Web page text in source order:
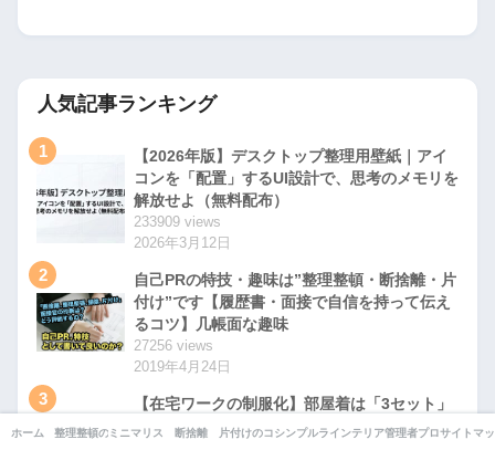
人気記事ランキング
1
【2026年版】デスクトップ整理用壁紙｜アイ
コンを「配置」するUI設計で、思考のメモリを
解放せよ（無料配布）
233909 views
2026年3月12日
2
自己PRの特技・趣味は”整理整頓・断捨離・片
付け”です【履歴書・面接で自信を持って伝え
るコツ】几帳面な趣味
27256 views
2019年4月24日
3
【在宅ワークの制服化】部屋着は「3セット」
でローテーションせよ。毎朝の決断コストをゼ
ホーム 整理整頓のコツミニマリストの部屋
断捨離 片付けのコツシンプルライフインテリア・収納管理者プロフィール
サイトマ